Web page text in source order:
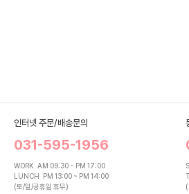
인터넷 주문/배송문의
031-595-1956
WORK AM 09:30 ~ PM 17:00
LUNCH PM 13:00 ~ PM 14:00
(토/일/공휴일 휴무)